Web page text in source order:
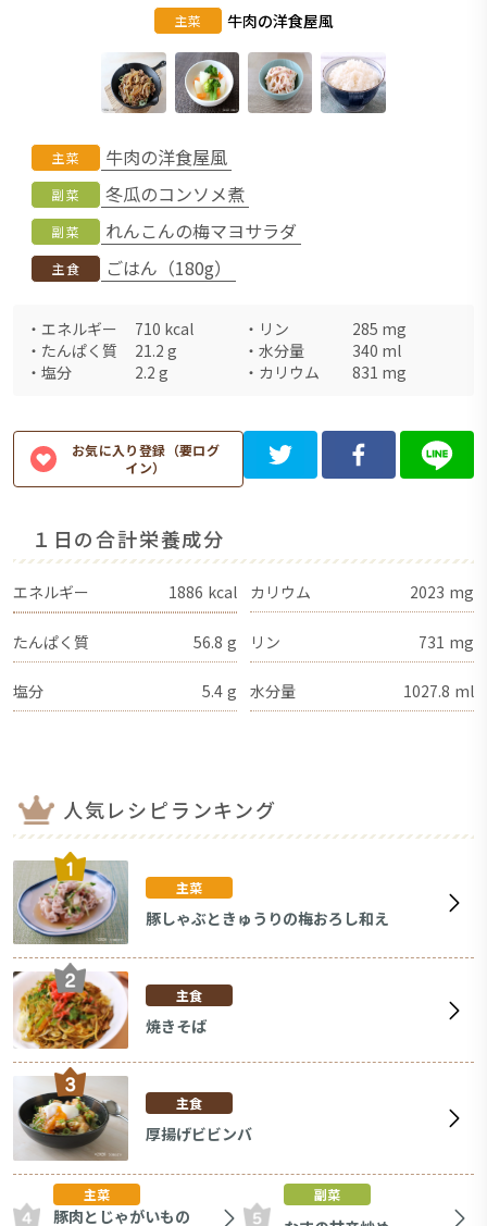
主菜 牛肉の洋食屋風
主菜 牛肉の洋食屋風
副菜 冬瓜のコンソメ煮
副菜 れんこんの梅マヨサラダ
主食 ごはん（180g）
・ エネルギー 710 kcal ・ リン 285 mg
・ たんぱく質 21.2 g ・ 水分量 340 ml
・ 塩分 2.2 g ・ カリウム 831 mg
お気に入り登録（要ログ
イン）
１日の合計栄養成分
エネルギー 1886 kcal カリウム 2023 mg
たんぱく質 56.8 g リン 731 mg
塩分 5.4 g 水分量 1027.8 ml
人気レシピランキング
主菜
豚しゃぶときゅうりの梅おろし和え
主食
焼きそば
主食
厚揚げビビンバ
主菜
豚肉とじゃがいもの
副菜